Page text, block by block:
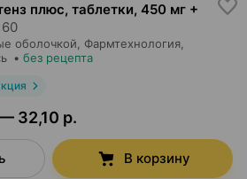
плюс, таблетки, 450 мг +
60
оболочкой, Фармтехнология
• без рецепта
32,10 р.
В корзину